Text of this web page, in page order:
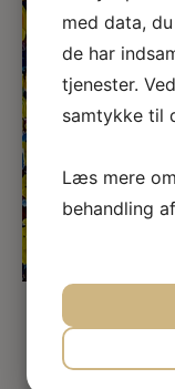
←
med data,
de har
tjenester.
samtykke til
Læs mere
behandling